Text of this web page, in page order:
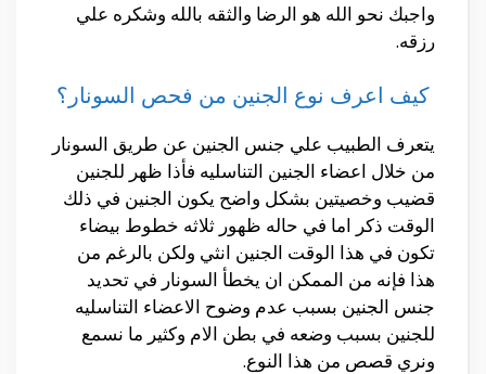
واجبك نحو الله هو الرضا والثقه بالله وشكره علي
رزقه.
كيف اعرف نوع الجنين من فحص السونار؟
يتعرف الطبيب علي جنس الجنين عن طريق السونار
من خلال اعضاء الجنين التناسليه فأذا ظهر للجنين
قضيب وخصيتين بشكل واضح يكون الجنين في ذلك
الوقت ذكر اما في حاله ظهور ثلاثه خطوط بيضاء
تكون في هذا الوقت الجنين انثي ولكن بالرغم من
هذا فإنه من الممكن ان يخطأ السونار في تحديد
جنس الجنين بسبب عدم وضوح الاعضاء التناسليه
للجنين بسبب وضعه في بطن الام وكثير ما نسمع
ونري قصص من هذا النوع.